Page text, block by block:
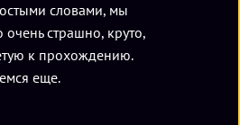
словами, мы
страшно, круто,
к прохождению.
еще.